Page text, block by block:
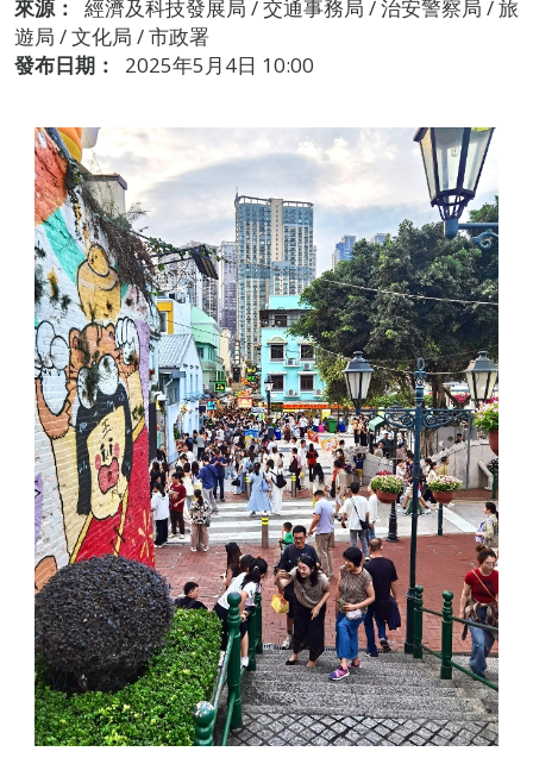
來源：
經濟及科技發展局 / 交通事務局 / 治安警察局 / 旅
遊局 / 文化局 / 市政署
發布日期：
2025年5月4日 10:00